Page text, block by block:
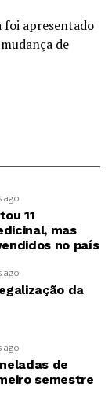
foi apresentado
de
ago
11
mas
no país
ago
da
ago
de
semestre